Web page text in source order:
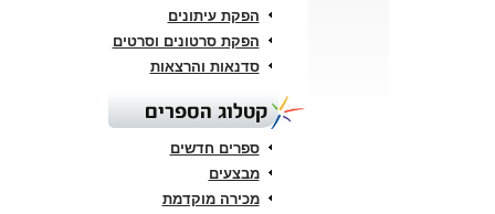
הפקת עיתונים
הפקת סרטונים וסרטים
סדנאות והרצאות
קטלוג הספרים
ספרים חדשים
מבצעים
מכירה מוקדמת